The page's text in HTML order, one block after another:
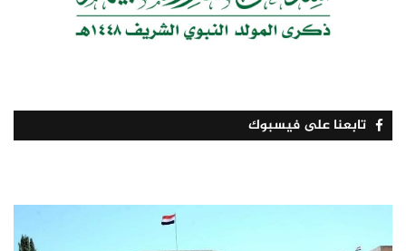
تابعنا على فيسبوك